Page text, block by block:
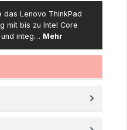
das Lenovo ThinkPad
mit bis zu Intel Core
und integ… Mehr